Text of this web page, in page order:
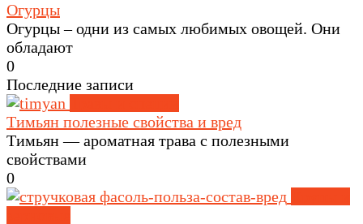
Огурцы
Огурцы – одни из самых любимых овощей. Они
обладают
0
Последние записи
Тимьян полезные свойства и вред
Тимьян — ароматная трава с полезными
свойствами
0